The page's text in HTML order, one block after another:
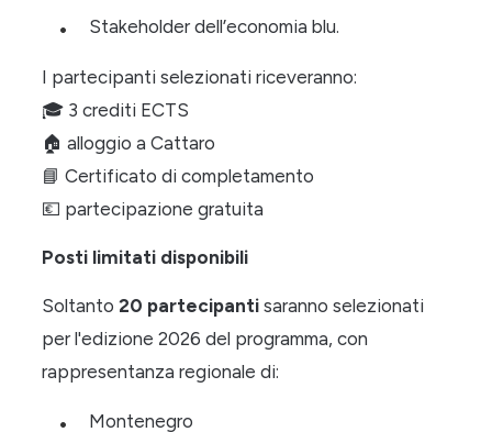
Stakeholder dell’economia blu.
I partecipanti selezionati riceveranno:
🎓 3 crediti ECTS
🏠 alloggio a Cattaro
📘 Certificato di completamento
💶 partecipazione gratuita
Posti limitati disponibili
Soltanto20 partecipanti saranno selezionati
per l'edizione 2026 del programma, con
rappresentanza regionale di:
Montenegro